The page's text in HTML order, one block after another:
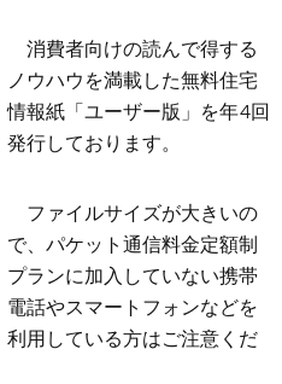
消費者向けの読んで得する
ノウハウを満載した無料住宅
情報紙「ユーザー版」を年4回
発行しております。
ファイルサイズが大きいの
で、パケット通信料金定額制
プランに加入していない携帯
電話やスマートフォンなどを
利用している方はご注意くだ